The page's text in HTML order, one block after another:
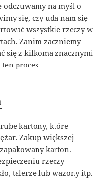
odczuwamy na myśl o
się, czy uda nam się
wszystkie rzeczy w
Zanim zaczniemy
się z kilkoma znacznymi
ten proces.
kartony, które
Zakup większej
karton.
rzeczy
talerze lub wazony itp.